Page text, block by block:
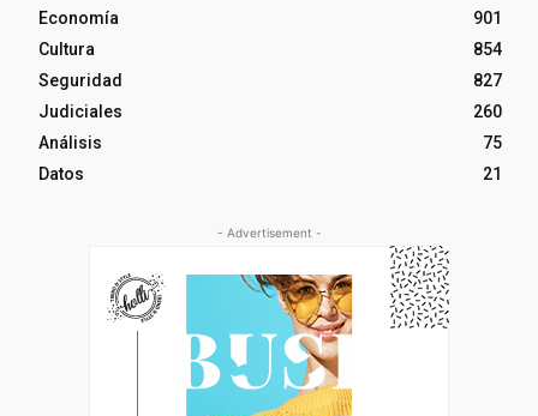
Economía
901
Cultura
854
Seguridad
827
Judiciales
260
Análisis
75
Datos
21
- Advertisement -